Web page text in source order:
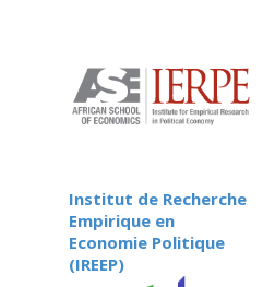
Institut de Recherche
Empirique en
Economie Politique
(IREEP)